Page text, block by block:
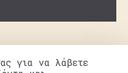
για να λάβετε